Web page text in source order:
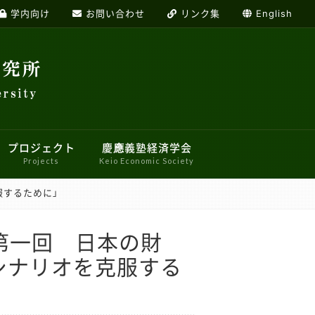
学内向け お問い合わせ リンク集 English
プロジェクト
Projects
慶應義塾経済学会
Keio Economic Society
るために」
一回 日本の財
ナリオを克服する